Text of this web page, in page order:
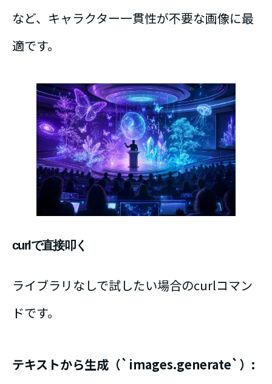
など、キャラクター一貫性が不要な画像に最
適です。
curlで直接叩く
ライブラリなしで試したい場合のcurlコマン
ドです。
テキストから生成（`images.generate`）: